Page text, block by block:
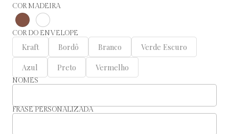
COR MADEIRA
COR DO ENVELOPE
Kraft Bordô Branco
Verde Escuro
Azul
Preto Vermelho
NOMES
FRASE PERSONALIZADA